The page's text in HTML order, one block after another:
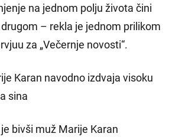
na jednom polju života čini
– rekla je jednom prilikom
za „Večernje novosti“.
Karan navodno izdvaja visoku
sina
bivši muž Marije Karan